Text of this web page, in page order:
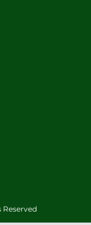
Reserved